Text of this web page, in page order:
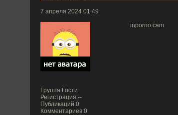
7 апреля 2024 01:49
Группа:Гости
Регистрация:--
Публикаций:0
Комментариев:0
inporno.cam